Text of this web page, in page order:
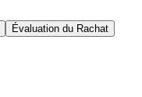
Évaluation du Rachat